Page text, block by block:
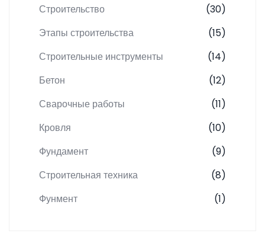
Строительство
(30)
Этапы строительства
(15)
Строительные инструменты
(14)
Бетон
(12)
Сварочные работы
(11)
Кровля
(10)
Фундамент
(9)
Строительная техника
(8)
Фунмент
(1)